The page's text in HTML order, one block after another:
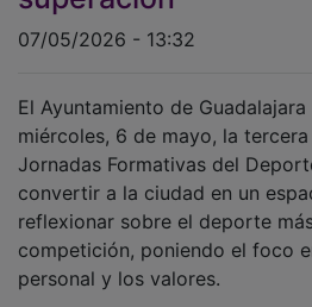
07/05/2026 - 13:32
miércoles, 6 de mayo, la
Jornadas Formativas del
convertir a la ciudad en un
reflexionar sobre el deporte
competición, poniendo el foco
personal y los valores.